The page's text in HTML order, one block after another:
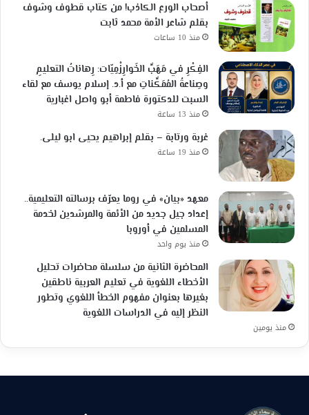
أصحاب الورع الكاذب! من كتاب قطوف وشوف
بقلم شاعر الأمة محمد ثابت
منذ 10 ساعات
الفِكْرِ في مَهَبِّ الخَوارِزْمِيّات: رِهاناتُ التعليمِ
وصِناعةُ المُمَكِّناتِ مع أ.د. إسلام يوسف مع لقاء
السبت للدكتورة فاطمة أبو واصل اغبارية
منذ 13 ساعة
غربة ورتابة – بقلم إبراهيم يحيى ابو ليلى.
منذ 19 ساعة
معهد «بيان» في روما يعرّف برسالته التعليمية..
إعداد جيل جديد من الأئمة والمرشدين لخدمة
المسلمين في أوروبا
منذ يوم واحد
المحاضرة الثانية من سلسلة محاضرات تحليل
الأخطاء اللغوية في تعليم العربية ناطقين
بغيرها بعنوان مفهوم الخطأ اللغوي وتطور
النظر إليه في الدراسات اللغوية
منذ يومين